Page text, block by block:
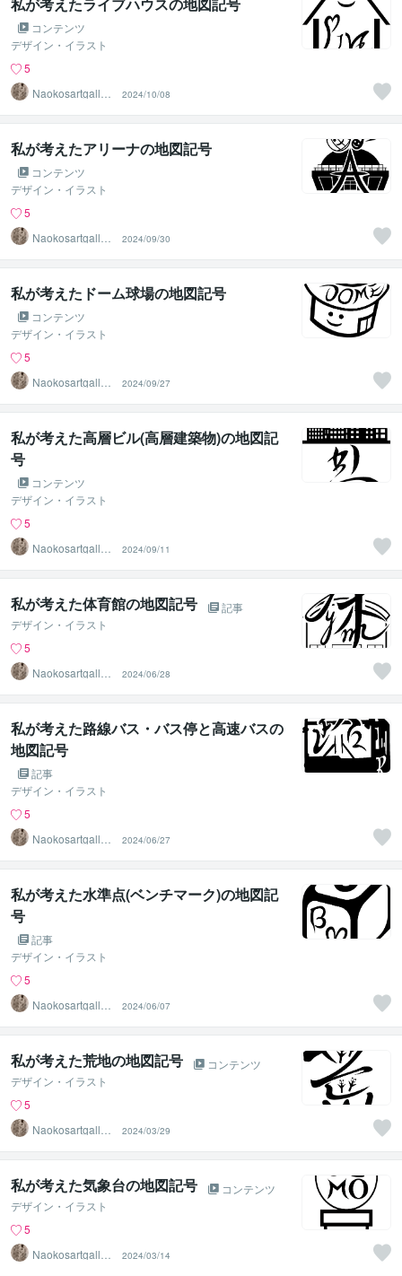
コンテンツ
デザイン・イラスト
5
Naokosartgaller
2024/10/08
私が考えたアリーナの地図記号
コンテンツ
デザイン・イラスト
5
Naokosartgaller
2024/09/30
私が考えたドーム球場の地図記号
コンテンツ
デザイン・イラスト
5
Naokosartgaller
2024/09/27
私が考えた高層ビル(高層建築物)の地図記
号
コンテンツ
デザイン・イラスト
5
Naokosartgaller
2024/09/11
私が考えた体育館の地図記号
記事
デザイン・イラスト
5
Naokosartgaller
2024/06/28
私が考えた路線バス・バス停と高速バスの
地図記号
記事
デザイン・イラスト
5
Naokosartgaller
2024/06/27
私が考えた水準点(ベンチマーク)の地図記
号
記事
デザイン・イラスト
5
Naokosartgaller
2024/06/07
私が考えた荒地の地図記号
コンテンツ
デザイン・イラスト
5
Naokosartgaller
2024/03/29
私が考えた気象台の地図記号
コンテンツ
デザイン・イラスト
5
Naokosartgaller
2024/03/14